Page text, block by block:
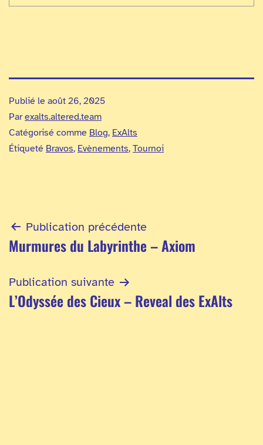
Publié le août 26, 2025
Parexalts.altered.team
Catégorisé comme Blog, ExAlts
Étiqueté Bravos, Evènements, Tournoi
Navigation
de
l’article
Publication précédente
Murmures du Labyrinthe – Axiom
Publication suivante
L’Odyssée des Cieux – Reveal des ExAlts